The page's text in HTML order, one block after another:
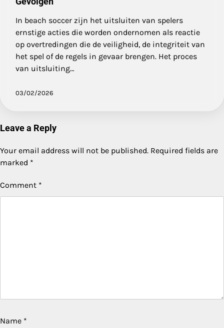
In beach soccer zijn het uitsluiten van spelers
ernstige acties die worden ondernomen als reactie
op overtredingen die de veiligheid, de integriteit van
het spel of de regels in gevaar brengen. Het proces
van uitsluiting…
03/02/2026
Leave a Reply
Your email address will not be published. Required fields are
marked *
Comment *
Name *